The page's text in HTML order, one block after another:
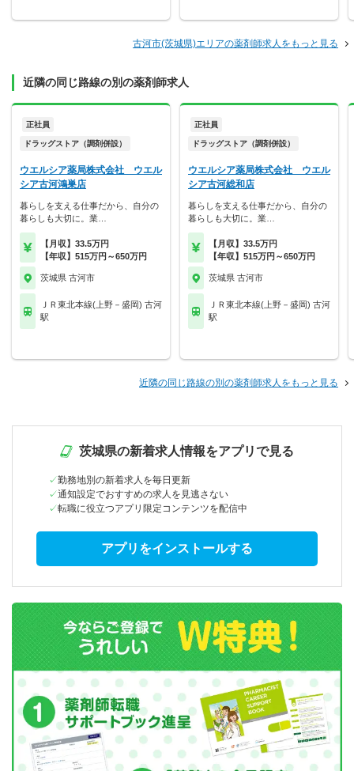
古河市(茨城県)エリアの薬剤師求人をもっと見る
近隣の同じ路線の別の薬剤師求人
正社員
ドラッグストア（調剤併設）
ウエルシア薬局株式会社 ウエル
シア古河鴻巣店
暮らしを支える仕事だから、自分の
暮らしも大切に。業…
【月収】33.5万円
【年収】515万円～650万円
茨城県 古河市
ＪＲ東北本線(上野－盛岡) 古河
駅
正社員
ドラッグストア（調剤併設）
ウエルシア薬局株式会社 ウエル
シア古河総和店
暮らしを支える仕事だから、自分の
暮らしも大切に。業…
【月収】33.5万円
【年収】515万円～650万円
茨城県 古河市
ＪＲ東北本線(上野－盛岡) 古河
駅
近隣の同じ路線の別の薬剤師求人をもっと見る
茨城県の新着求人情報をアプリで見る
勤務地別の新着求人を毎日更新
通知設定でおすすめの求人を見逃さない
転職に役立つアプリ限定コンテンツを配信中
アプリをインストールする